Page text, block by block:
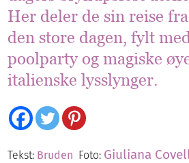
Her deler de sin reise
den store dagen, fylt
poolparty og magiske
italienske lysslynger.
Tekst: Bruden Foto: Giuliana